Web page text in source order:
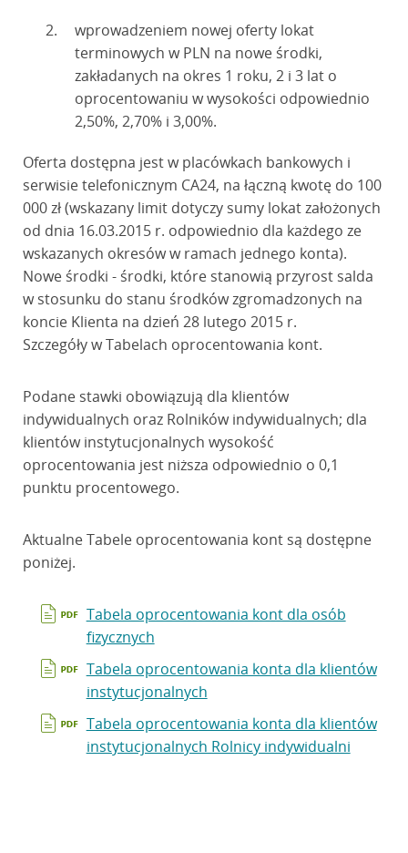
wprowadzeniem nowej oferty lokat
terminowych w PLN na nowe środki,
zakładanych na okres 1 roku, 2 i 3 lat o
oprocentowaniu w wysokości odpowiednio
2,50%, 2,70% i 3,00%.
Oferta dostępna jest w placówkach bankowych i
serwisie telefonicznym CA24, na łączną kwotę do 100
000 zł (wskazany limit dotyczy sumy lokat założonych
od dnia 16.03.2015 r. odpowiednio dla każdego ze
wskazanych okresów w ramach jednego konta).
Nowe środki - środki, które stanowią przyrost salda
w stosunku do stanu środków zgromadzonych na
koncie Klienta na dzień 28 lutego 2015 r.
Szczegóły w Tabelach oprocentowania kont.
Podane stawki obowiązują dla klientów
indywidualnych oraz Rolników indywidualnych; dla
klientów instytucjonalnych wysokość
oprocentowania jest niższa odpowiednio o 0,1
punktu procentowego.
Aktualne Tabele oprocentowania kont są dostępne
poniżej.
Tabela oprocentowania kont dla osób
fizycznych
Tabela oprocentowania konta dla klientów
instytucjonalnych
Tabela oprocentowania konta dla klientów
instytucjonalnych Rolnicy indywidualni